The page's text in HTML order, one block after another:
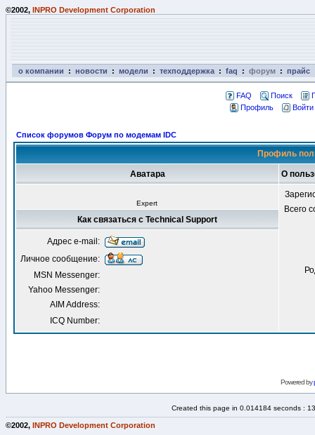
©2002, INPRO Development Corporation
о компании : новости : модели : техподдержка : faq : форум : прайс
FAQ Поиск
Профиль
Список форумов Форум по модемам IDC
Профиль
Аватара О
Expert
Всего
Как связаться с Technical Support
Адрес e-mail:
Личное сообщение:
MSN Messenger:
Yahoo Messenger:
AIM Address:
ICQ Number:
Powered by
Created this page in 0.014184 seconds :
©2002, INPRO Development Corporation